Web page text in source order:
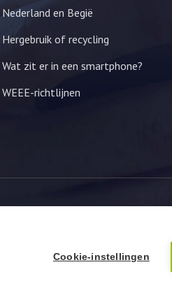
Nederland en Begië
Hergebruik of recycling
Wat zit er in een smartphone?
WEEE-richtlijnen
Cookie-instellingen